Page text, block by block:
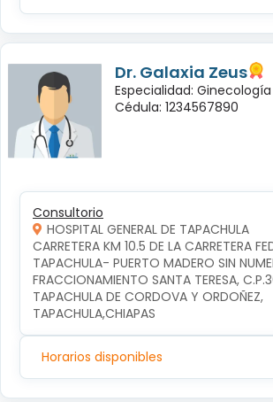
Dr. Galaxia Zeus
Especialidad:
Cédula: 1234567890
Consultorio
HOSPITAL GENERAL DE TAPACHULA
CARRETERA KM 10.5 DE LA CARRETERA
TAPACHULA- PUERTO MADERO SIN
FRACCIONAMIENTO SANTA TERESA,
TAPACHULA DE CORDOVA Y ORDOÑEZ,
TAPACHULA,CHIAPAS
Horarios disponibles